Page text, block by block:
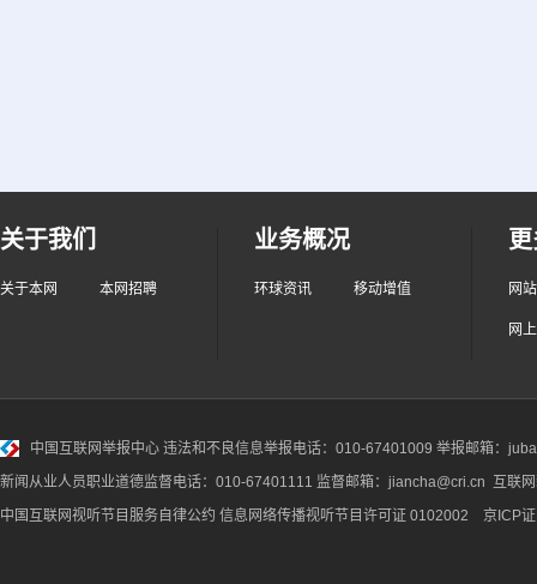
关于我们
关于本网 本网招聘
业务概况
环球资讯 移动增值 网
网
中国互联网举报中心 违法和不良信息举报电话：010-67401009 举报邮箱：
新闻从业人员职业道德监督电话：010-67401111 监督邮箱：jiancha@cri.cn 互联
中国互联网视听节目服务自律公约 信息网络传播视听节目许可证 0102002 京ICP